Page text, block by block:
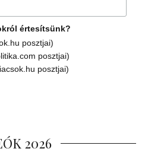
értesítsünk?
posztjai)
posztjai)
posztjai)
2026